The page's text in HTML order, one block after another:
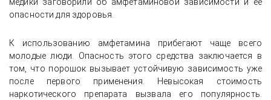
опасности для здоровья.
К использованию амфетамина прибегают чаще всего
молодые люди. Опасность этого средства заключается в
том, что порошок вызывает устойчивую зависимость уже
после первого применения. Невысокая стоимость
наркотического препарата вызвала его популярность.